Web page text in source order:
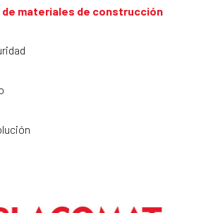
de materiales de construcción